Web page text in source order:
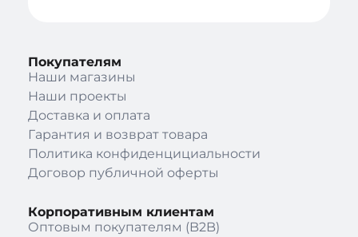
Покупателям
Наши магазины
Наши проекты
Доставка и оплата
Гарантия и возврат товара
Политика конфиденцициальности
Договор публичной оферты
Корпоративным клиентам
Оптовым покупателям (B2B)